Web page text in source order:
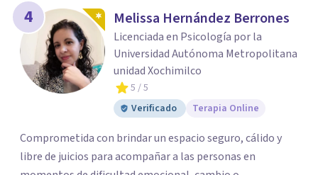
4 Melissa Hernández Berrones
Licenciada en Psicología por la
Universidad Autónoma Metropolitana
unidad Xochimilco
5 / 5
Verificado
Terapia Online
Comprometida con brindar un espacio seguro, cálido y
libre de juicios para acompañar a las personas en